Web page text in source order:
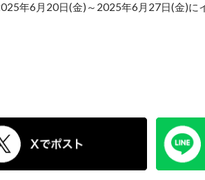
年6月20日(金)～2025年6月27日(金)に